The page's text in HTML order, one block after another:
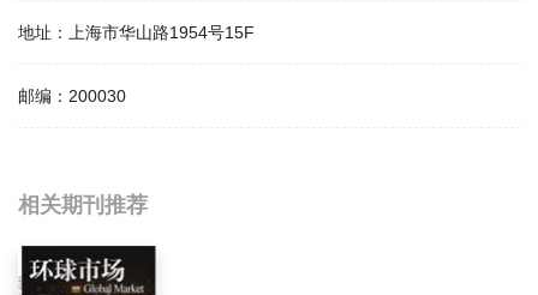
地址： 上海市华山路1954号15F
邮编： 200030
相关提问
上海交通大学学报影响因子是多少？
相关期刊推荐